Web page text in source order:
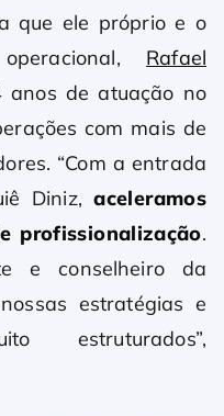
que ele próprio e o
Rafael
de atuação no
com mais de
“Com a entrada
Diniz,aceleramos
profissionalização.
e conselheiro da
estratégias e
estruturados”,